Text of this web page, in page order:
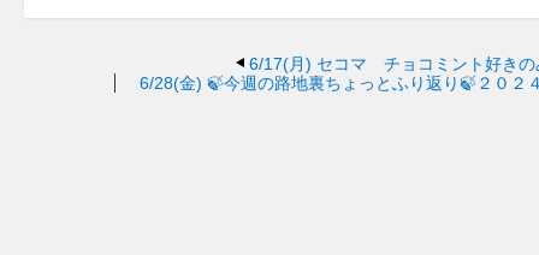
6/17(月) セコマ チョコミント好きの
6/28(金) 🍃今週の路地裏ちょっとふり返り🍃２０２